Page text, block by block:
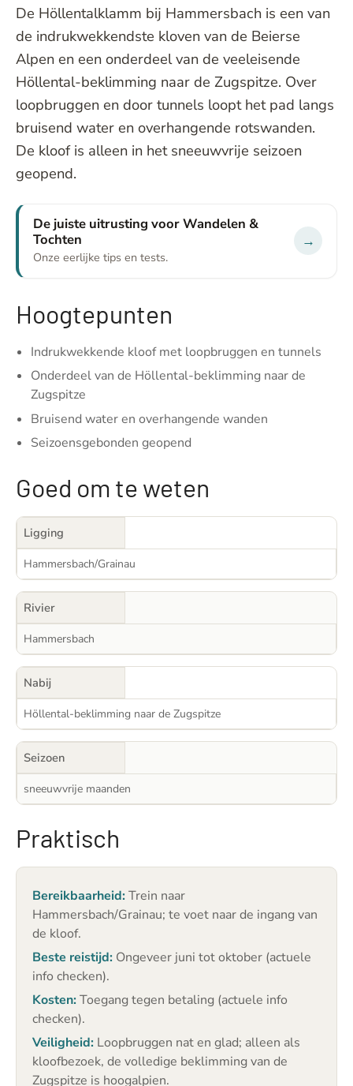
De Höllentalklamm bij Hammersbach is een van
de indrukwekkendste kloven van de Beierse
Alpen en een onderdeel van de veeleisende
Höllental-beklimming naar de Zugspitze. Over
loopbruggen en door tunnels loopt het pad langs
bruisend water en overhangende rotswanden.
De kloof is alleen in het sneeuwvrije seizoen
geopend.
De juiste uitrusting voor Wandelen &
Tochten
Onze eerlijke tips en tests.
→
Hoogtepunten
Indrukwekkende kloof met loopbruggen en tunnels
Onderdeel van de Höllental-beklimming naar de
Zugspitze
Bruisend water en overhangende wanden
Seizoensgebonden geopend
Goed om te weten
Ligging
Hammersbach/Grainau
Rivier
Hammersbach
Nabij
Höllental-beklimming naar de Zugspitze
Seizoen
sneeuwvrije maanden
Praktisch
Bereikbaarheid:Trein naar
Hammersbach/Grainau; te voet naar de ingang van
de kloof.
Beste reistijd: Ongeveer juni tot oktober (actuele
info checken).
Kosten:Toegang tegen betaling (actuele info
checken).
Veiligheid: Loopbruggen nat en glad; alleen als
kloofbezoek, de volledige beklimming van de
Zugspitze is hoogalpien.